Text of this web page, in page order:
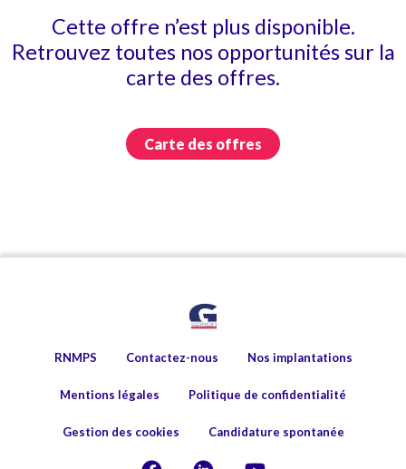
Cette offre n’est plus disponible.
Retrouvez toutes nos opportunités sur la
carte des offres.
Carte des offres
RNMPS Contactez-nous Nos implantations
Mentions légales Politique de confidentialité
Gestion des cookies Candidature spontanée